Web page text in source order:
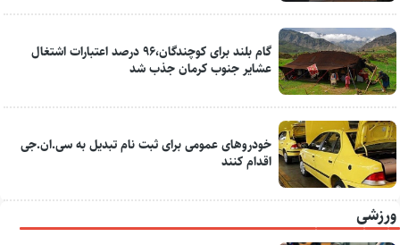
گام بلند برای کوچندگان،۹۶ درصد اعتبارات اشتغال
عشایر جنوب کرمان جذب شد
خودروهای عمومی برای ثبت نام تبدیل به سی.ان.جی
اقدام کنند
ورزشی